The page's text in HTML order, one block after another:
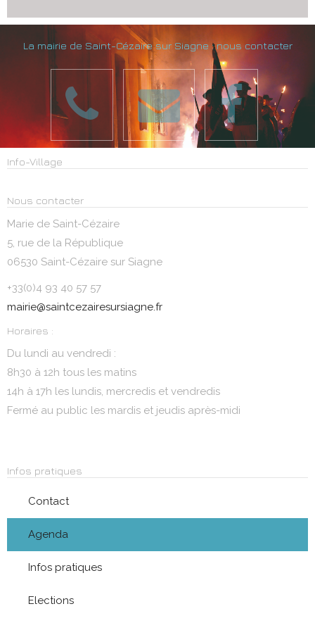
La mairie de Saint-Cézaire sur Siagne : nous contacter
Info-Village
Nous contacter
Marie de Saint-Cézaire
5, rue de la République
06530 Saint-Cézaire sur Siagne
+33(0)4 93 40 57 57
mairie@saintcezairesursiagne.fr
Horaires :
Du lundi au vendredi :
8h30 à 12h tous les matins
14h à 17h les lundis, mercredis et vendredis
Fermé au public les mardis et jeudis après-midi
Infos pratiques
Contact
Agenda
Infos pratiques
Elections